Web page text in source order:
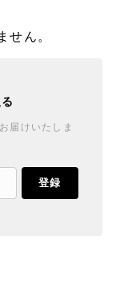
せん。
届けいたしま
登録